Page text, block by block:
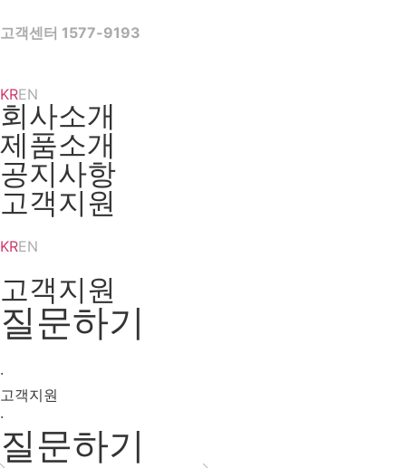
to
고객센터 1577-9193
KREN
회사소개
제품소개
공지사항
고객지원
KREN
고객지원
질문하기
·
고객지원
·
질문하기